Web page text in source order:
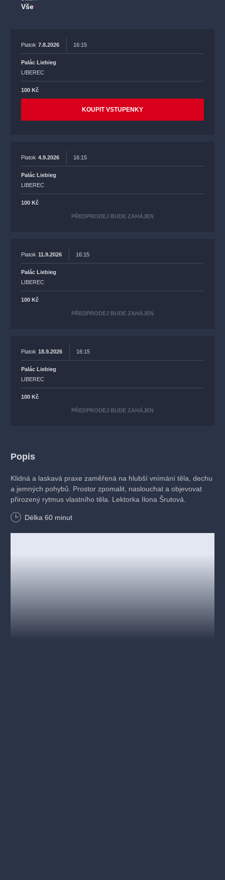
Vše
Piatok 7.8.2026 16:15
Palác Liebieg
LIBEREC
100 Kč
KOUPIT VSTUPENKY
Piatok 4.9.2026 16:15
Palác Liebieg
LIBEREC
100 Kč
PŘEDPRODEJ BUDE ZAHÁJEN
Piatok 11.9.2026 16:15
Palác Liebieg
LIBEREC
100 Kč
PŘEDPRODEJ BUDE ZAHÁJEN
Piatok 18.9.2026 16:15
Palác Liebieg
LIBEREC
100 Kč
PŘEDPRODEJ BUDE ZAHÁJEN
Popis
Klidná a laskavá praxe zaměřená na hlubší vnímání těla, dechu
a jemných pohybů. Prostor zpomalit, naslouchat a objevovat
přirozený rytmus vlastního těla. Lektorka Ilona Šrutová.
Délka 60 minut